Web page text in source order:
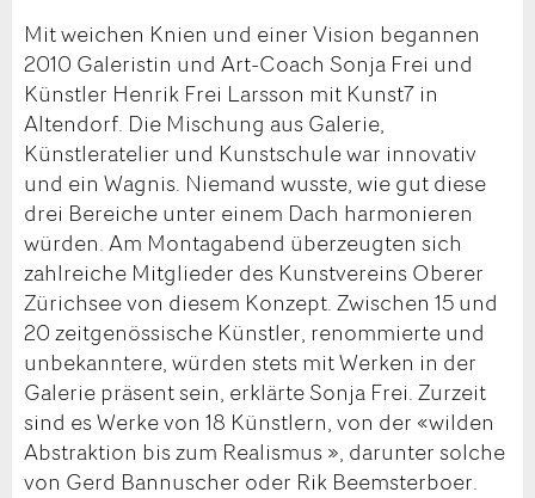
Mit weichen Knien und einer Vision begannen
2010 Galeristin und Art-Coach Sonja Frei und
Künstler Henrik Frei Larsson mit Kunst7 in
Altendorf. Die Mischung aus Galerie,
Künstleratelier und Kunstschule war innovativ
und ein Wagnis. Niemand wusste, wie gut diese
drei Bereiche unter einem Dach harmonieren
würden. Am Montagabend überzeugten sich
zahlreiche Mitglieder des Kunstvereins Oberer
Zürichsee von diesem Konzept. Zwischen 15 und
20 zeitgenössische Künstler, renommierte und
unbekanntere, würden stets mit Werken in der
Galerie präsent sein, erklärte Sonja Frei. Zurzeit
sind es Werke von 18 Künstlern, von der «wilden
Abstraktion bis zum Realismus », darunter solche
von Gerd Bannuscher oder Rik Beemsterboer.